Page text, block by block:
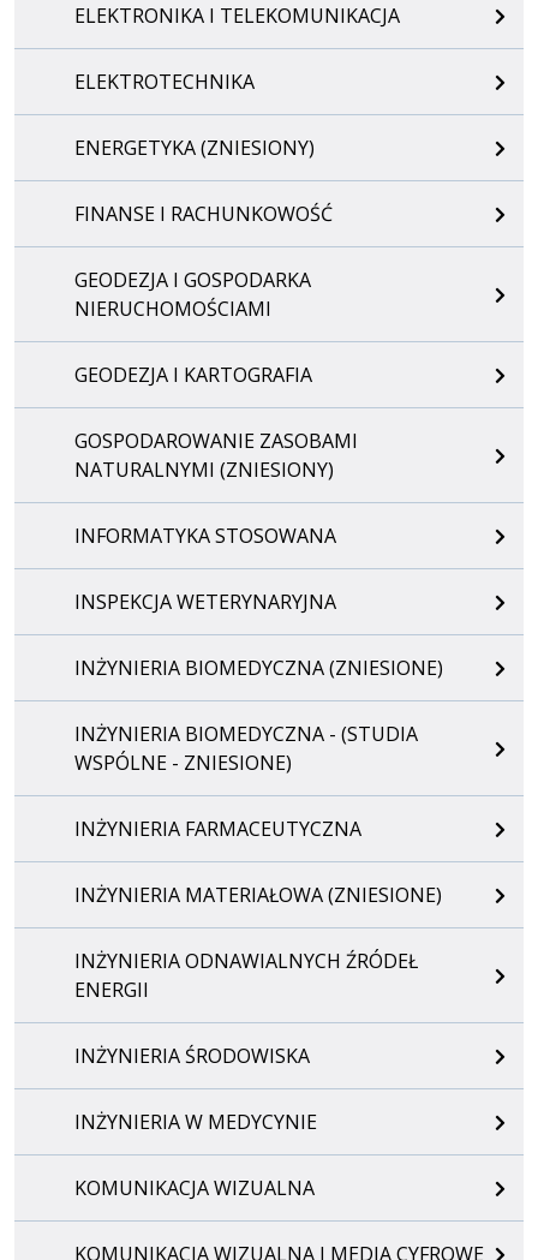
ELEKTRONIKA I TELEKOMUNIKACJA
ELEKTROTECHNIKA
ENERGETYKA (ZNIESIONY)
FINANSE I RACHUNKOWOŚĆ
GEODEZJA I GOSPODARKA
NIERUCHOMOŚCIAMI
GEODEZJA I KARTOGRAFIA
GOSPODAROWANIE ZASOBAMI
NATURALNYMI (ZNIESIONY)
INFORMATYKA STOSOWANA
INSPEKCJA WETERYNARYJNA
INŻYNIERIA BIOMEDYCZNA (ZNIESIONE)
INŻYNIERIA BIOMEDYCZNA - (STUDIA
WSPÓLNE - ZNIESIONE)
INŻYNIERIA FARMACEUTYCZNA
INŻYNIERIA MATERIAŁOWA (ZNIESIONE)
INŻYNIERIA ODNAWIALNYCH ŹRÓDEŁ
ENERGII
INŻYNIERIA ŚRODOWISKA
INŻYNIERIA W MEDYCYNIE
KOMUNIKACJA WIZUALNA
KOMUNIKACJA WIZUALNA I MEDIA CYFROWE